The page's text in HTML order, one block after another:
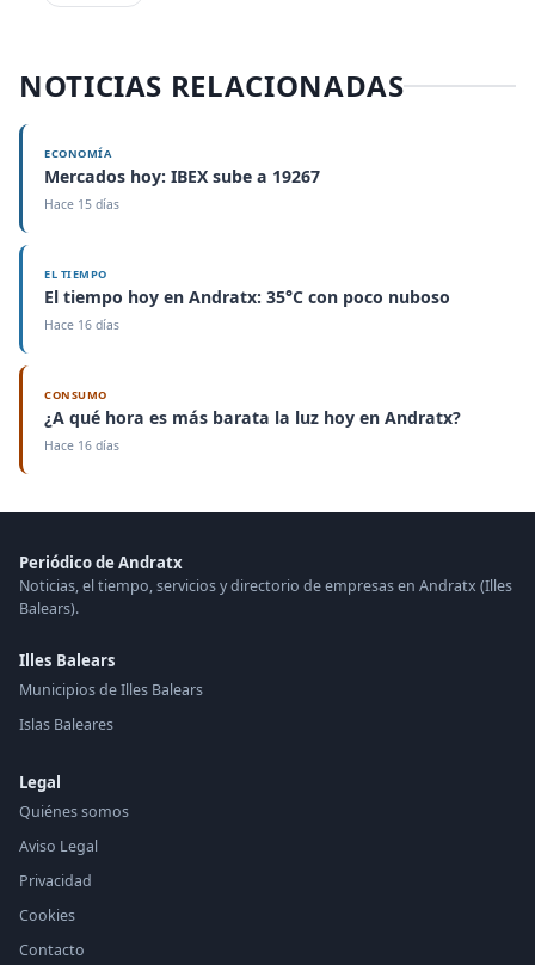
NOTICIAS RELACIONADAS
ECONOMÍA
Mercados hoy: IBEX sube a 19267
Hace 15 días
EL TIEMPO
El tiempo hoy en Andratx: 35°C con poco nuboso
Hace 16 días
CONSUMO
¿A qué hora es más barata la luz hoy en Andratx?
Hace 16 días
Periódico de Andratx
Noticias, el tiempo, servicios y directorio de empresas en Andratx (Illes
Balears).
Illes Balears
Municipios de Illes Balears
Islas Baleares
Legal
Quiénes somos
Aviso Legal
Privacidad
Cookies
Contacto